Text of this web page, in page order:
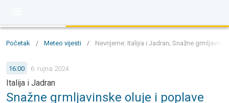
Početak / Meteo vijesti / Nevrijeme: Italijia i Jadran; Snažne
16:00 6. rujna 2024.
Italija i Jadran
Snažne grmljavinske oluje i poplave